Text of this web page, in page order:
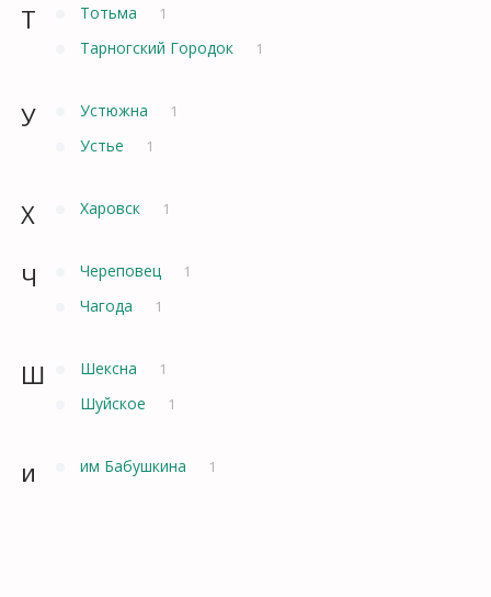
Т Тотьма 1
Тарногский Городок 1
У Устюжна 1
Устье 1
Х Харовск 1
Ч Череповец 1
Чагода 1
Ш Шексна 1
Шуйское 1
и им Бабушкина 1